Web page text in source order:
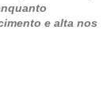
e alta nos